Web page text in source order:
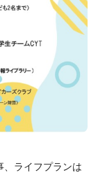
、ライフプランは